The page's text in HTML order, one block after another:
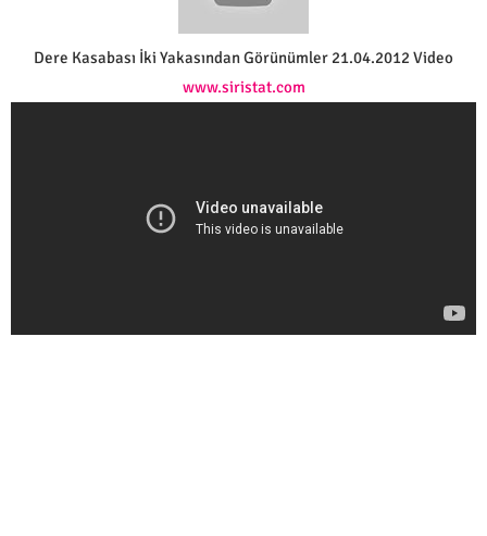
Dere Kasabası İki Yakasından Görünümler 21.04.2012 Video
www.siristat.com